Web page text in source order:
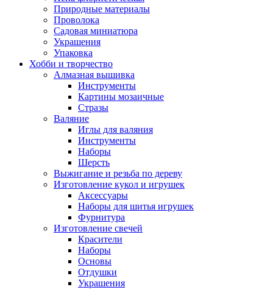
Природные материалы
Проволока
Садовая миниатюра
Украшения
Упаковка
Хобби и творчество
Алмазная вышивка
Инструменты
Картины мозаичные
Стразы
Валяние
Иглы для валяния
Инструменты
Наборы
Шерсть
Выжигание и резьба по дереву
Изготовление кукол и игрушек
Аксессуары
Наборы для шитья игрушек
Фурнитура
Изготовление свечей
Красители
Наборы
Основы
Отдушки
Украшения